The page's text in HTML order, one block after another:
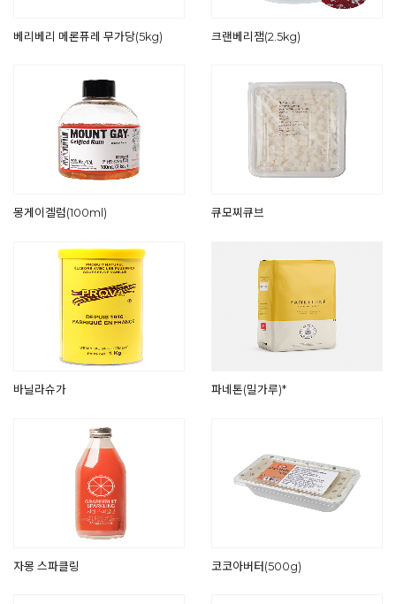
베리베리 메론퓨레 무가당(5kg) 크랜베리잼(2.5kg)
몽게이겔럼(100ml) 큐모찌큐브
바닐라슈가 파네톤(밀가루)*
자몽 스파클링 코코아버터(500g)